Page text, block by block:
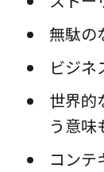
無駄の
ビジネ
世界的
う意味
コンテ